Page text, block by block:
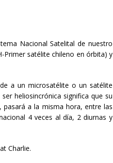
Nacional Satelital de nuestro
Primer satélite chileno en órbita) y
a un microsatélite o un satélite
heliosincrónica significa que su
a la misma hora, entre las
4 veces al día, 2 diurnas y
Charlie.